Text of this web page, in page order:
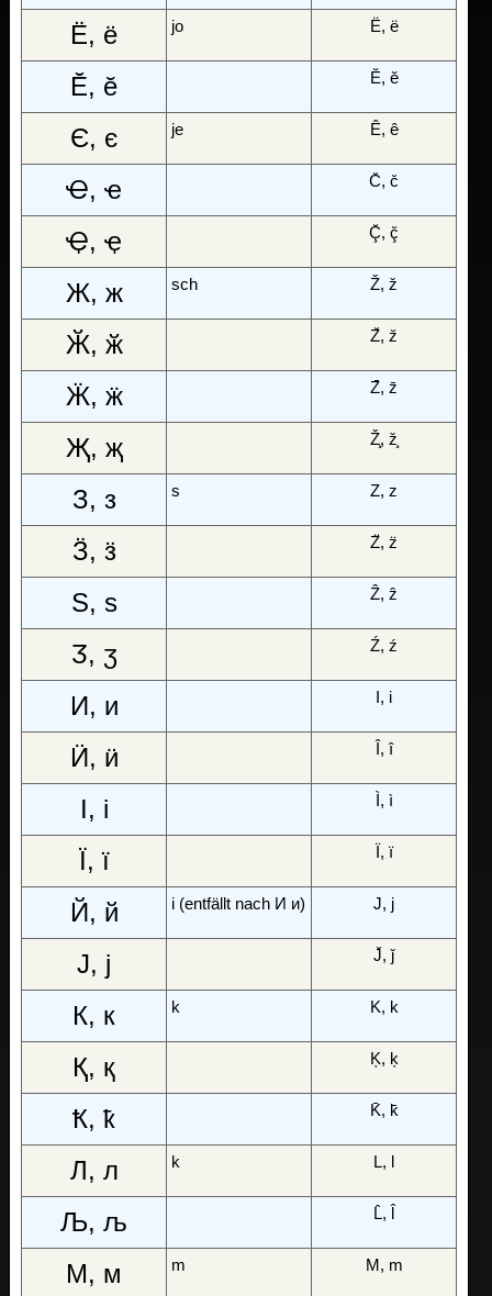
Ё, ё jo Ë, ë
Ӗ, ӗ Ĕ, ĕ
Є, є je Ê, ê
Ҽ, ҽ C̆, c̆
Ҿ, ҿ Ç̆, ç̆
Ж, ж sch Ž, ž
Ӂ, ӂ Z̆, z̆
Ӝ, ӝ Z̄, z̄
Җ, җ Ž̧, ž̧
З, з s Z, z
Ӟ, ӟ Z̈, z̈
Ѕ, ѕ Ẑ, ẑ
Ӡ, ӡ Ź, ź
И, и I, i
Ӥ, ӥ Î, î
І, і Ì, ì
Ї, ї Ï, ï
Й, й i (entfällt nach И и) J, j
Ј, ј J̌, ǰ
К, к k K, k
Қ, қ Ķ, ķ
Ҟ, ҟ K̄, k̄
Л, л k L, l
Љ, љ L̂, l̂
М, м m M, m